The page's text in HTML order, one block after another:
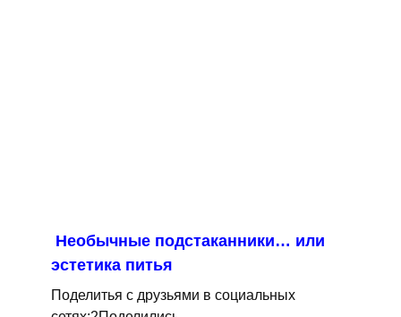
Необычные подстаканники… или
эстетика питья
Поделитья с друзьями в социальных